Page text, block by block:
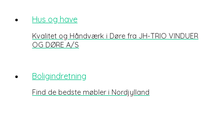
Hus og have
Kvalitet og Håndværk i Døre fra JH-TRIO VINDUER
OG DØRE A/S
Boligindretning
Find de bedste møbler i Nordjylland